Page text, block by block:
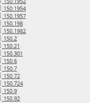
150.1954
150.1957
150.198
150.1982
150.2
150.21
150.301
150.6
150.7
150.72
150.724
150.9
150.92